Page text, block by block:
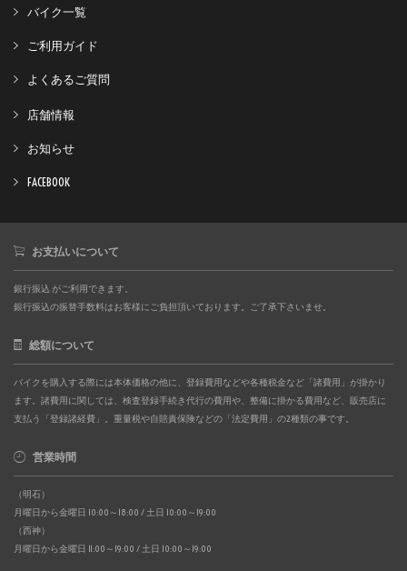
バイク一覧
ご利用ガイド
よくあるご質問
店舗情報
お知らせ
FACEBOOK
お支払いについて
銀行振込 がご利用できます。
銀行振込の振替手数料はお客様にご負担頂いております。ご了承下さいませ。
総額について
バイクを購入する際には本体価格の他に、登録費用などや各種税金など「諸費用」が掛かり
ます。諸費用に関しては、検査登録手続き代行の費用や、整備に掛かる費用など、販売店に
支払う「登録諸経費」。重量税や自賠責保険などの「法定費用」の2種類の事です。
営業時間
（明石）
月曜日から金曜日 10:00～18:00 / 土日 10:00～19:00
（西神）
月曜日から金曜日 11:00～19:00 / 土日 10:00～19:00